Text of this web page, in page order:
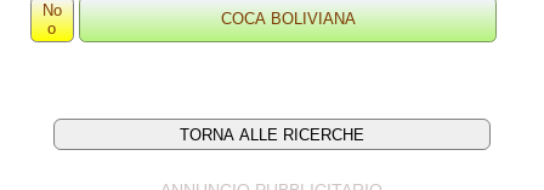
No
o